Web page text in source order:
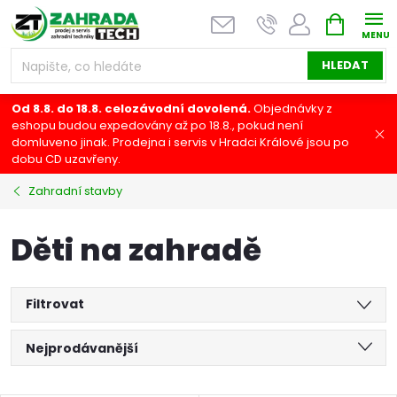
Přejít
na
obsah
HLEDAT
NÁKUPNÍ
KOŠÍK
Od 8.8. do 18.8. celozávodní dovolená.Objednávky z
eshopu budou expedovány až po 18.8., pokud není
domluveno jinak. Prodejna i servis v Hradci Králové jsou po
dobu CD uzavřeny.
Zahradní stavby
Děti na zahradě
Filtrovat
Ř
Nejprodávanější